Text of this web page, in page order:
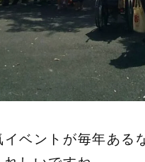
イベントが毎年ある